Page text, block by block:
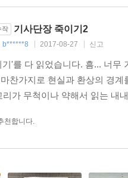
색채를 지닌 고전소설 등을
감과 함께, 새로운 것을 만들
무장한 무라카미 하루키 월드
노래를 들어라』로 군조신인
겨지기도 했던 무라카미 하
예술가로서 내면 깊은 곳까
작 기사단장 죽이기2
b******8 2017-08-27 신고
'를 다 읽었습니다. 흠... 너무
찬가지로 현실과 환상의 경
리가 무척이나 약해서 읽는 내
천합니다.